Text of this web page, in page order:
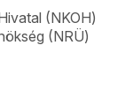
(NKOH)
(NRÜ)